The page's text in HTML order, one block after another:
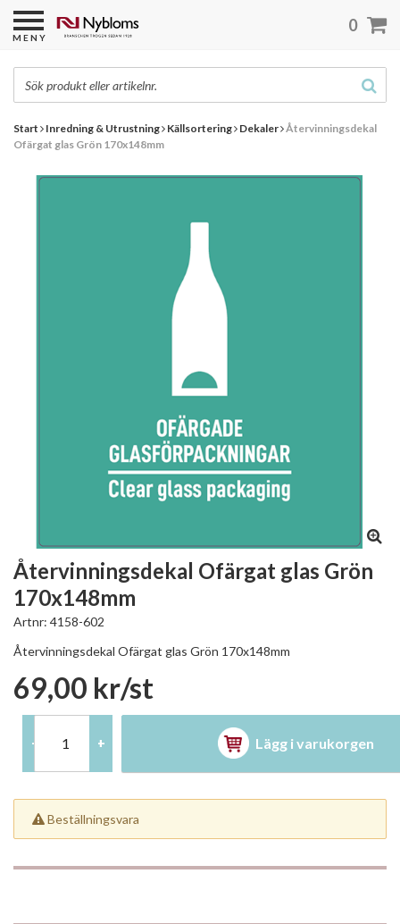
Start Inredning & Utrustning Källsortering Dekaler Återvinningsdekal
Ofärgat glas Grön 170x148mm
Återvinningsdekal Ofärgat glas Grön
170x148mm
Artnr: 4158-602
Återvinningsdekal Ofärgat glas Grön 170x148mm
69,00 kr/st
- + Lägg i varukorgen
Beställningsvara
MENY
0